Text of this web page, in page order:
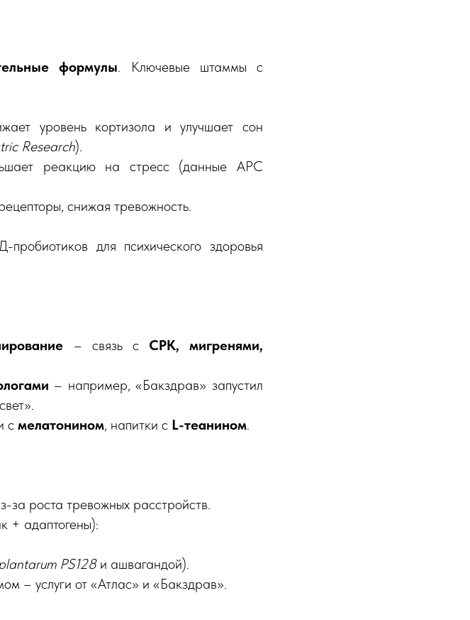
формулы. Ключевые штаммы с
уровень кортизола и улучшает сон
Research).
реакцию на стресс (данные APC
снижая тревожность.
для психического здоровья
– связь с СРК, мигренями,
– например, «Бакздрав» запустил
с мелатонином, напитки с L-теанином.
за роста тревожных расстройств.
+ адаптогены):
PS128и ашвагандой).
– услуги от «Атлас» и «Бакздрав».